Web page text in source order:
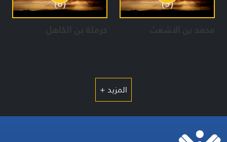
محمد بن الاشعث حرملة بن الكاهل
المزيد +